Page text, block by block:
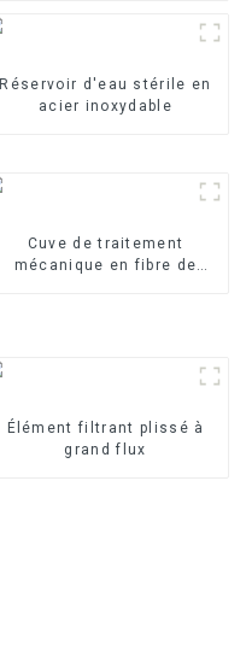
Réservoir d'eau stérile en
acier inoxydable
Cuve de traitement
mécanique en fibre de
Élément filtrant plissé à
grand flux